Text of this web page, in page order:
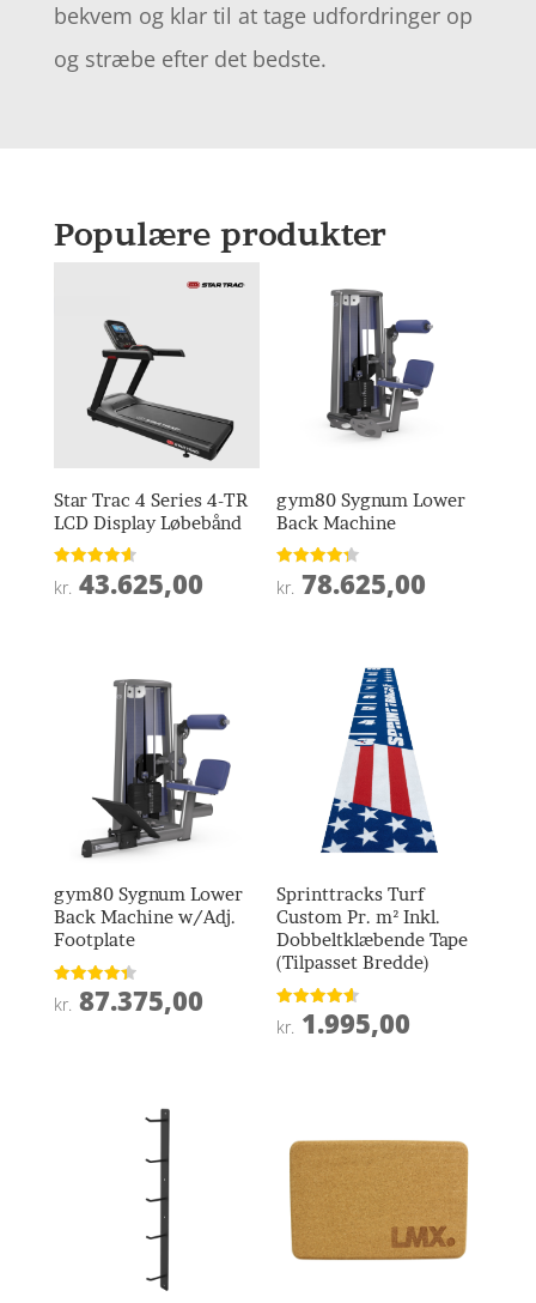
bekvem og klar til at tage udfordringer op
og stræbe efter det bedste.
Populære produkter
Star Trac 4 Series 4-TR
LCD Display Løbebånd
Vurderet
4.6
kr. 43.625,00
gym80 Sygnum Lower
Back Machine
Vurderet
4.3
kr. 78.625,00
gym80 Sygnum Lower
Back Machine w/Adj.
Footplate
Vurderet
4.4
kr. 87.375,00
Sprinttracks Turf
Custom Pr. m² Inkl.
Dobbeltklæbende Tape
(Tilpasset Bredde)
Vurderet
4.6
kr. 1.995,00